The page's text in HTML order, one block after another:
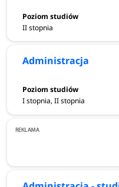
II stopnia
Administracja
I stopnia, II stopnia